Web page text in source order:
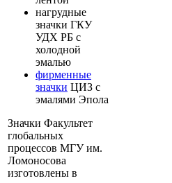
нагрудные
значки ГКУ
УДХ РБ с
холодной
эмалью
фирменные
значки ЦИЗ с
эмалями Эпола
Значки Факультет
глобальных
процессов МГУ им.
Ломоносова
изготовлены в